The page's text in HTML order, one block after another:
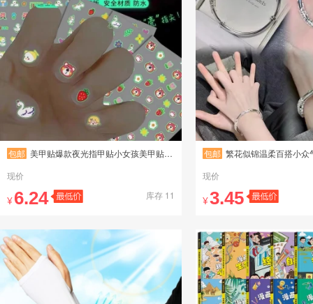
包邮 美甲贴爆款夜光指甲贴小女孩美甲贴纸可爱草莓熊卡通公主荧光贴纸
现价
¥6.24 库存 11
包邮 繁花似锦温柔百搭小众气质手链女时尚个
现价
¥3.45